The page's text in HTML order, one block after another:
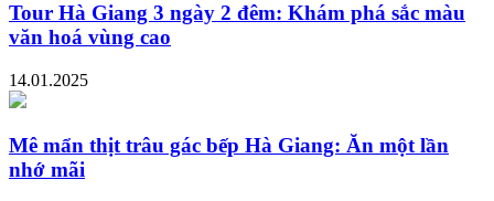
Tour Hà Giang 3 ngày 2 đêm: Khám phá sắc màu
văn hoá vùng cao
14.01.2025
Mê mẩn thịt trâu gác bếp Hà Giang: Ăn một lần
nhớ mãi